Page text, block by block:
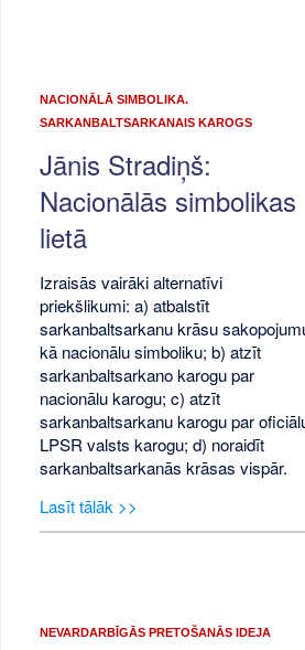
NACIONĀLĀ SIMBOLIKA.
SARKANBALTSARKANAIS KAROGS
Jānis Stradiņš:
Nacionālās simbolikas
lietā
Izraisās vairāki alternatīvi
priekšlikumi: a) atbalstīt
sarkanbaltsarkanu krāsu
kā nacionālu simboliku; b) atzīt
sarkanbaltsarkano karogu par
nacionālu karogu; c) atzīt
sarkanbaltsarkanu karogu par
LPSR valsts karogu; d) noraidīt
sarkanbaltsarkanās krāsas vispār.
Lasīt tālāk >>
NEVARDARBĪGĀS PRETOŠANĀS IDEJA